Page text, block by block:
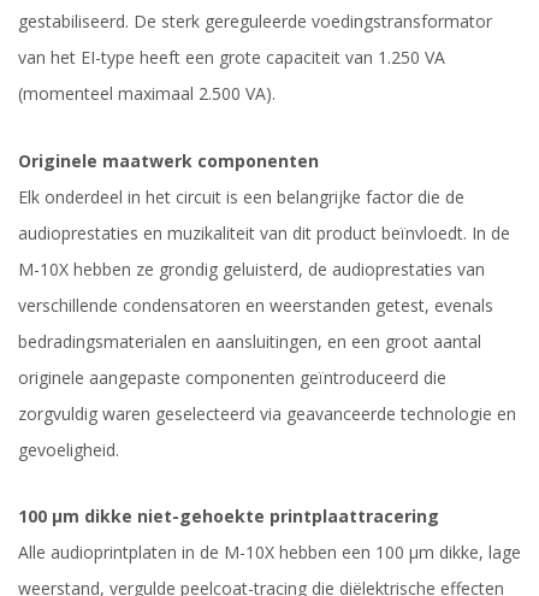
gestabiliseerd. De sterk gereguleerde voedingstransformator
van het EI-type heeft een grote capaciteit van 1.250 VA
(momenteel maximaal 2.500 VA).
Originele maatwerk componenten
Elk onderdeel in het circuit is een belangrijke factor die de
audioprestaties en muzikaliteit van dit product beïnvloedt. In de
M-10X hebben ze grondig geluisterd, de audioprestaties van
verschillende condensatoren en weerstanden getest, evenals
bedradingsmaterialen en aansluitingen, en een groot aantal
originele aangepaste componenten geïntroduceerd die
zorgvuldig waren geselecteerd via geavanceerde technologie en
gevoeligheid.
100 μm dikke niet-gehoekte printplaattracering
Alle audioprintplaten in de M-10X hebben een 100 μm dikke, lage
weerstand, vergulde peelcoat-tracing die diëlektrische effecten